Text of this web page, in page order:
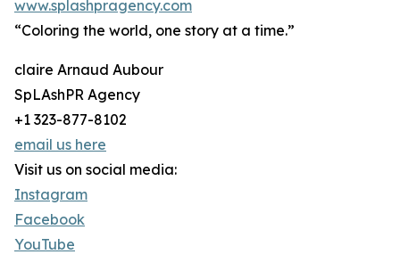
www.splashpragency.com
“Coloring the world, one story at a time.”
claire Arnaud Aubour
SpLAshPR Agency
+1 323-877-8102
email us here
Visit us on social media:
Instagram
Facebook
YouTube